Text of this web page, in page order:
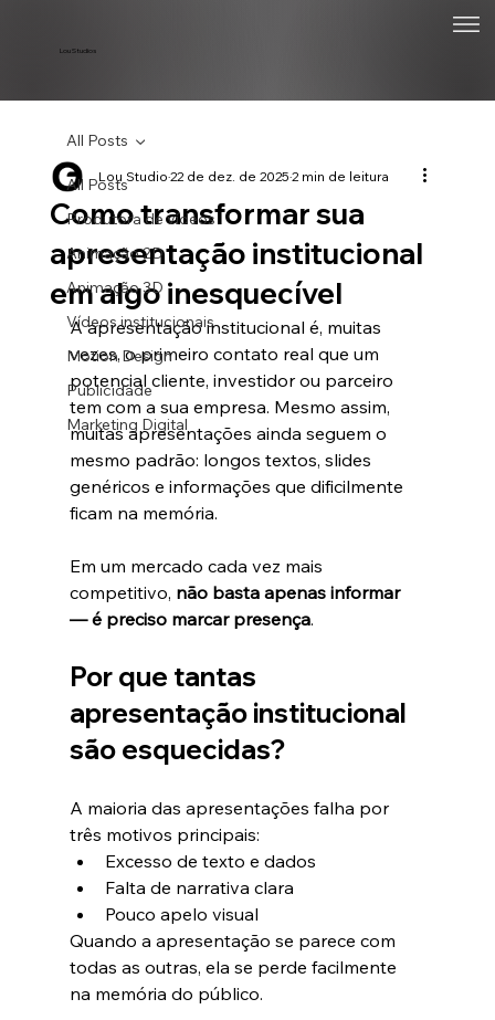
Lou Studios
All Posts
Produtora de vídeos
Animação 2D
Animação 3D
Vídeos institucionais
Motion Design
Publicidade
Marketing Digital
All Posts
Como transformar sua
apresentação institucional
em algo inesquecível
Lou Studio22 de dez. de 20252 min de leitura
A apresentação institucional é, muitas
vezes, o primeiro contato real que um
potencial cliente, investidor ou parceiro
tem com a sua empresa. Mesmo assim,
muitas apresentações ainda seguem o
mesmo padrão: longos textos, slides
genéricos e informações que dificilmente
ficam na memória.
Em um mercado cada vez mais
competitivo, não basta apenas informar
— é preciso marcar presença.
Por que tantas
apresentação institucional
são esquecidas?
A maioria das apresentações falha por
três motivos principais:
Excesso de texto e dados
Falta de narrativa clara
Pouco apelo visual
Quando a apresentação se parece com
todas as outras, ela se perde facilmente
na memória do público.